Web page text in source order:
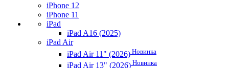
iPhone 12
iPhone 11
iPad
iPad A16 (2025)
iPad Air
iPad Air 11" (2026) Новинка
iPad Air 13" (2026) Новинка